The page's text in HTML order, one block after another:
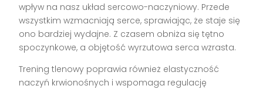
wpływ na nasz układ sercowo-naczyniowy. Przede
wszystkim wzmacniają serce, sprawiając, że staje się
ono bardziej wydajne. Z czasem obniża się tętno
spoczynkowe, a objętość wyrzutowa serca wzrasta.
Trening tlenowy poprawia również elastyczność
naczyń krwionośnych i wspomaga regulację